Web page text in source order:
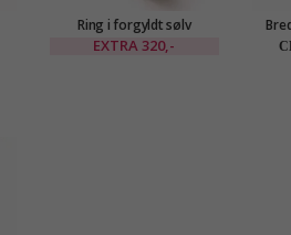
Ring i forgyldt sølv
EXTRA320,-